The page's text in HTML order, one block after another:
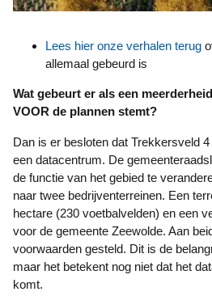
Lees hier onze verhalen terug
allemaal gebeurd is
Wat gebeurt er als een meerderheid van de gemeenteraad
VOOR de plannen stemt?
Dan is er besloten dat Trekkersveld 4 gebruikt kan worden voor
een datacentrum. De
de functie van het gebied te
naar twee bedrijventerreinen. Een
hectare (230 voetbalvelden) en een
voor de gemeente Zeewolde. Aan
voorwaarden gesteld. Dit is de
maar het betekent nog niet dat het
komt.